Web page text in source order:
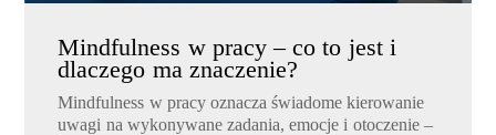
Mindfulness w pracy – co to jest i
dlaczego ma znaczenie?
Mindfulness w pracy oznacza świadome kierowanie
uwagi na wykonywane zadania, emocje i otoczenie –